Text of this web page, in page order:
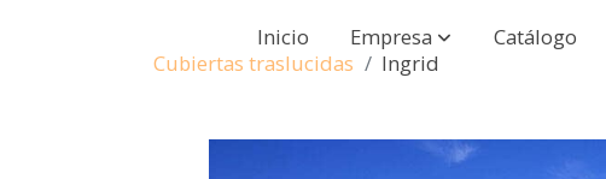
Inicio Empresa Catálogo
Cubiertas traslucidas
Ingrid